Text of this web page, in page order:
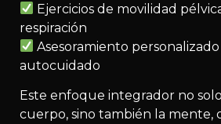
Ejercicios de movilidad
respiración
Asesoramiento
autocuidado
Este enfoque integrador no
cuerpo, sino también la mente,